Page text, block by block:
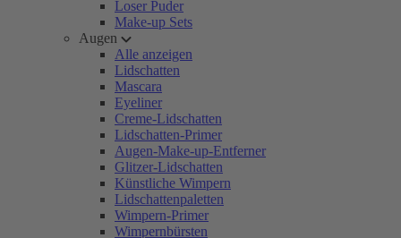
Loser Puder
Make-up Sets
Augen
Alle anzeigen
Lidschatten
Mascara
Eyeliner
Creme-Lidschatten
Lidschatten-Primer
Augen-Make-up-Entferner
Glitzer-Lidschatten
Künstliche Wimpern
Lidschattenpaletten
Wimpern-Primer
Wimpernbürsten